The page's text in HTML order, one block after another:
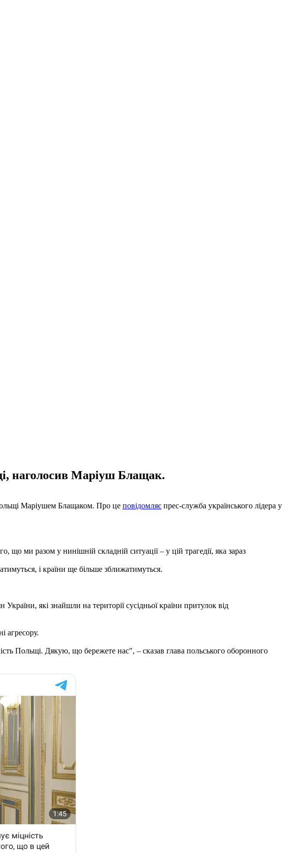
наголосив Маріуш Блащак.
Маріушем Блащаком. Про це повідомляє прес-служба українського лідера у
ми разом у нинішній складній ситуації – у цій трагедії, яка зараз
і країни ще більше зближатимуться.
які знайшли на території сусідньої країни притулок від
агресору.
Польщі. Дякую, що бережете нас", – сказав глава польського оборонного